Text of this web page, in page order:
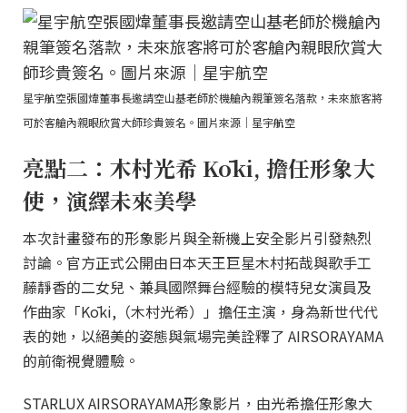
星宇航空張國煒董事長邀請空山基老師於機艙內親筆簽名落款，未來旅客將
可於客艙內親眼欣賞大師珍貴簽名。圖片來源｜星宇航空
亮點二：木村光希 Kōki, 擔任形象大
使，演繹未來美學
本次計畫發布的形象影片與全新機上安全影片引發熱烈
討論。官方正式公開由日本天王巨星木村拓哉與歌手工
藤靜香的二女兒、兼具國際舞台經驗的模特兒女演員及
作曲家「Kōki,（木村光希）」擔任主演，身為新世代代
表的她，以絕美的姿態與氣場完美詮釋了 AIRSORAYAMA
的前衛視覺體驗。
STARLUX AIRSORAYAMA形象影片，由光希擔任形象大